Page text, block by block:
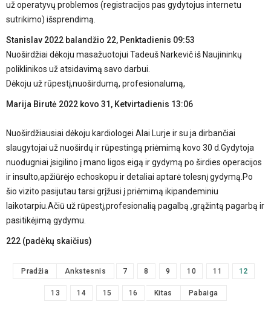
už operatyvų problemos (registracijos pas gydytojus internetu
sutrikimo) išsprendimą.
Stanislav 2022 balandžio 22, Penktadienis 09:53
Nuoširdžiai dėkoju masažuotojui Tadeuš Narkevič iš Naujininkų
poliklinikos už atsidavimą savo darbui.
Dėkoju už rūpestį,nuoširdumą, profesionalumą,
Marija Birutė 2022 kovo 31, Ketvirtadienis 13:06
Nuoširdžiausiai dėkoju kardiologei Alai Lurje ir su ja dirbančiai
slaugytojai už nuoširdų ir rūpestingą priėmimą kovo 30 d.Gydytoja
nuodugniai įsigilino į mano ligos eigą ir gydymą po širdies operacijos
ir insulto,apžiūrėjo echoskopu ir detaliai aptarė tolesnį gydymą.Po
šio vizito pasijutau tarsi grįžusi į priėmimą ikipandeminiu
laikotarpiu.Ačiū už rūpestį,profesionalią pagalbą ,grąžintą pagarbą ir
pasitikėjimą gydymu.
222 (padėkų skaičius)
Pradžia Ankstesnis 7 8 9 10 11 12
13 14 15 16 Kitas Pabaiga